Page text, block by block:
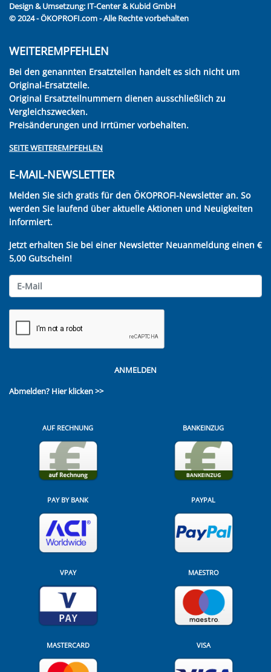
Design & Umsetzung: IT-Center & Kubid GmbH
© 2024 - ÖKOPROFI.com - Alle Rechte vorbehalten
WEITEREMPFEHLEN
Bei den genannten Ersatzteilen handelt es sich nicht um
Original-Ersatzteile.
Original Ersatzteilnummern dienen ausschließlich zu
Vergleichszwecken.
Preisänderungen und Irrtümer vorbehalten.
SEITE WEITEREMPFEHLEN
E-MAIL-NEWSLETTER
Melden Sie sich gratis für den ÖKOPROFI-Newsletter an. So
werden Sie laufend über aktuelle Aktionen und Neuigkeiten
informiert.
Jetzt erhalten Sie bei einer Newsletter Neuanmeldung einen €
5,00 Gutschein!
ANMELDEN
Abmelden? Hier klicken >>
AUF RECHNUNG BANKEINZUG
PAY BY BANK PAYPAL
VPAY MAESTRO
MASTERCARD VISA